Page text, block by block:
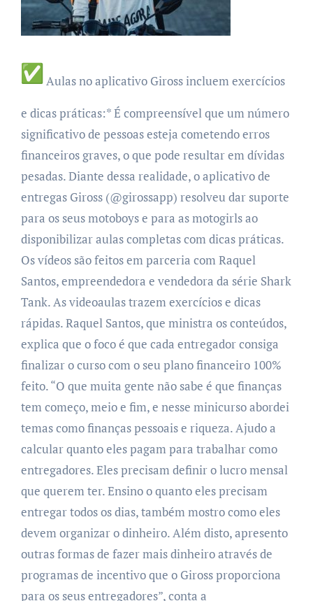
Aulas no aplicativo Giross incluem exercícios
e dicas práticas:*É compreensível que um número
significativo de pessoas esteja cometendo erros
financeiros graves, o que pode resultar em dívidas
pesadas. Diante dessa realidade, o aplicativo de
entregas Giross (@girossapp) resolveu dar suporte
para os seus motoboys e para as motogirls ao
disponibilizar aulas completas com dicas práticas.
Os vídeos são feitos em parceria com Raquel
Santos, empreendedora e vendedora da série Shark
Tank.As videoaulas trazem exercícios e dicas
rápidas. Raquel Santos, que ministra os conteúdos,
explica que o foco é que cada entregador consiga
finalizar o curso com o seu plano financeiro 100%
feito. “O que muita gente não sabe é que finanças
tem começo, meio e fim, e nesse minicurso abordei
temas como finanças pessoais e riqueza. Ajudo a
calcular quanto eles pagam para trabalhar como
entregadores. Eles precisam definir o lucro mensal
que querem ter. Ensino o quanto eles precisam
entregar todos os dias, também mostro como eles
devem organizar o dinheiro. Além disto, apresento
outras formas de fazer mais dinheiro através de
programas de incentivo que o Giross proporciona
para os seus entregadores”, conta a